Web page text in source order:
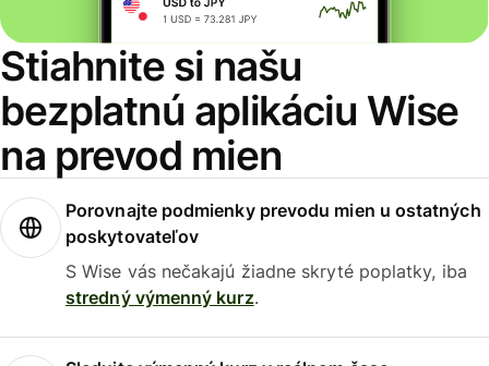
Stiahnite si našu
bezplatnú aplikáciu Wise
na prevod mien
Porovnajte podmienky prevodu mien u ostatných
poskytovateľov
S Wise vás nečakajú žiadne skryté poplatky, iba
stredný výmenný kurz.